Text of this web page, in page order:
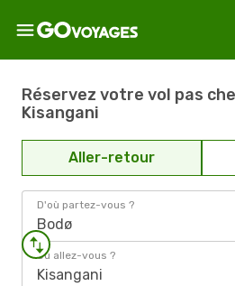
Réservez votre vol pas
Kisangani
Aller-retour
D'où partez-vous ?
Bodø
Où allez-vous ?
Kisangani